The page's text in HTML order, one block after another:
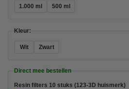
1.000 ml 500 ml
Kleur:
Wit Zwart
Direct mee bestellen
Resin filters 10 stuks (123-3D huismerk)